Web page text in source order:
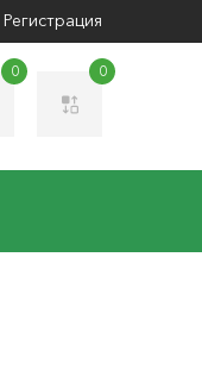
Регистрация
0 0